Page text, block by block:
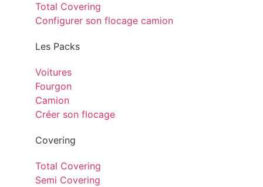
Total Covering
Configurer son flocage camion
Les Packs
Voitures
Fourgon
Camion
Créer son flocage
Covering
Total Covering
Semi Covering